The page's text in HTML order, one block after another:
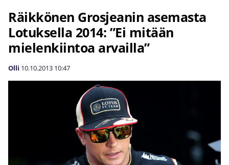
Räikkönen Grosjeanin asemasta
Lotuksella 2014: ”Ei mitään
mielenkiintoa arvailla”
Olli 10.10.2013 10:47